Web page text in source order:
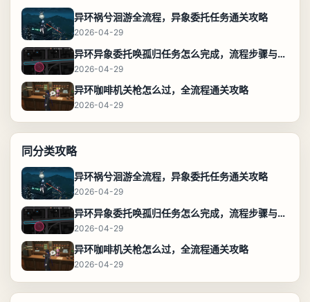
异环祸兮洄游全流程，异象委托任务通关攻略
2026-04-29
异环异象委托唤孤归任务怎么完成，流程步骤与位置攻略
2026-04-29
异环咖啡机关枪怎么过，全流程通关攻略
2026-04-29
同分类攻略
异环祸兮洄游全流程，异象委托任务通关攻略
2026-04-29
异环异象委托唤孤归任务怎么完成，流程步骤与位置攻略
2026-04-29
异环咖啡机关枪怎么过，全流程通关攻略
2026-04-29